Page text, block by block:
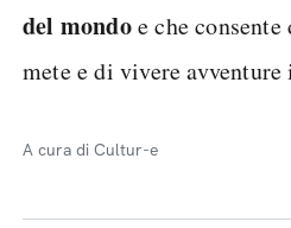
del mondoe che consente
mete e di vivere
A cura di Cultur-e